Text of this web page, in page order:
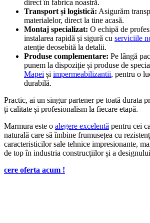
direct în fabrica noastră.
Transport și logistică: Asigurăm
materialelor, direct la tine acasă.
Montaj specializat: O echipă de
instalarea rapidă și sigură cu serviciile
atenție deosebită la detalii.
Produse complementare: Pe lângă
punem la dispoziție și produse de
Mapei și impermeabilizantii, pentru o
durabilă.
Practic, ai un singur partener pe toată durata
ți calitate și profesionalism la fiecare etapă.
Marmura este o alegere excelentă pentru cei
naturală care să îmbine frumusețea cu
caracteristicilor sale tehnice impresionante,
de top în industria construcțiilor și a
cere oferta acum !